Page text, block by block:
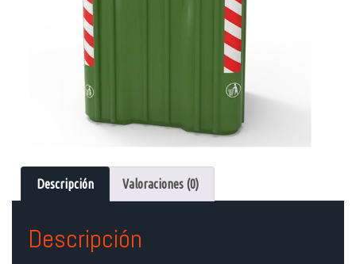
Descripción Valoraciones (0)
Descripción